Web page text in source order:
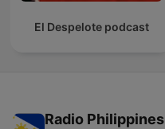
El Despelote podcast
Radio Philippines